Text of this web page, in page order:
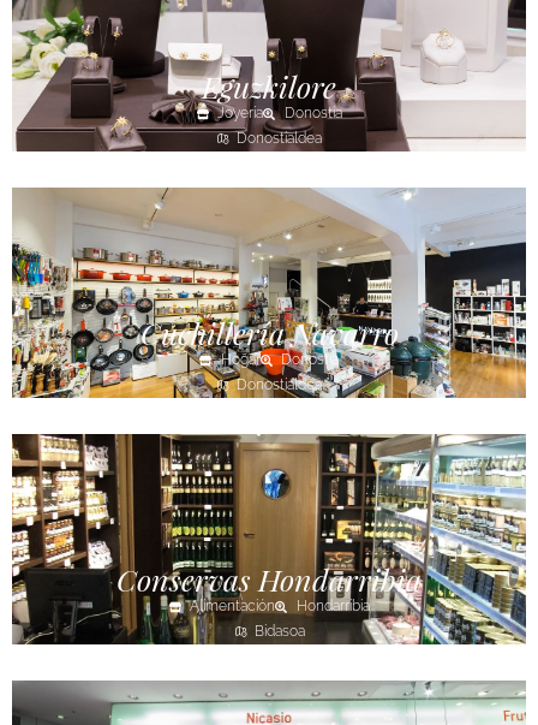
Eguzkilore
Joyería
Donostia
Donostialdea
Cuchillería Navarro
Hogar
Donostia
Donostialdea
Conservas Hondarribia
Alimentación
Hondarribia
Bidasoa